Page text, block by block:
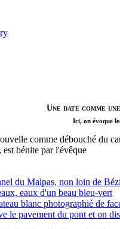
Une date comme
Ici, on évoque
comme débouché du
bénite par l'évêque